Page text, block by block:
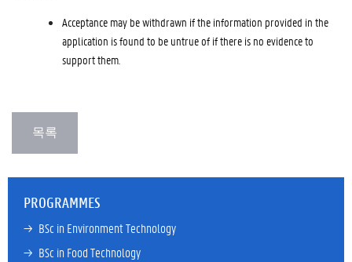
Acceptance may be withdrawn if the information provided in the
application is found to be untrue of if there is no evidence to
support them.
PROGRAMMES
→ BSc in Environment Technology
→ BSc in Food Technology